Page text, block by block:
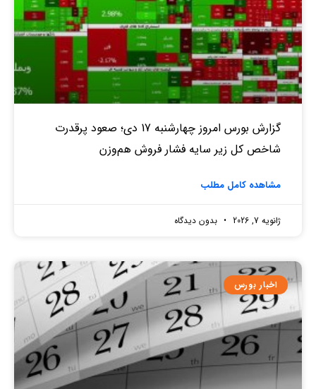
گزارش بورس امروز چهارشنبه 17 دی؛ صعود پرقدرت
شاخص کل زیر سایه فشار فروش هم‌وزن
مشاهده کامل مطلب
ژانویه 7, 2026 بدون دیدگاه
اخبار بورس